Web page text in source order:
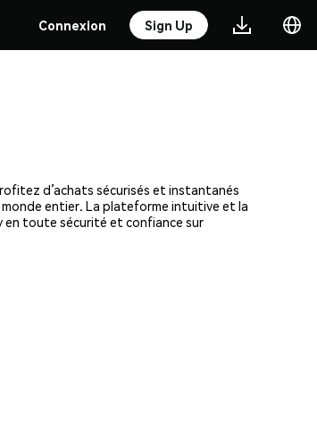
Connexion Sign Up
d’achats sécurisés et instantanés
entier. La plateforme intuitive et la
en toute sécurité et confiance sur